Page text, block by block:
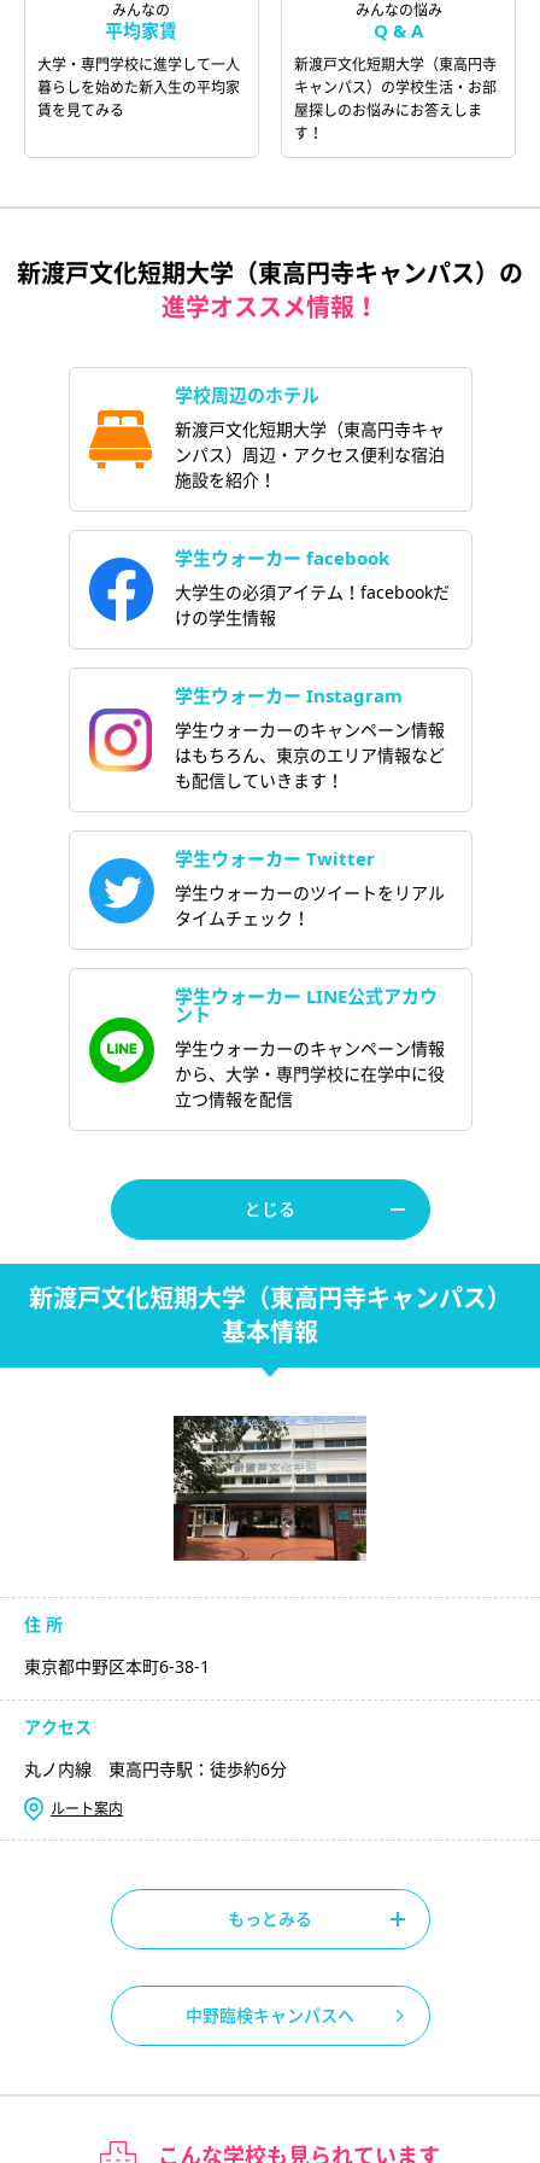
みんなの
平均家賃
大学・専門学校に進学して一人
暮らしを始めた新入生の平均家
賃を見てみる
みんなの悩み
Q & A
新渡戸文化短期大学（東高円寺
キャンパス）の学校生活・お部
屋探しのお悩みにお答えしま
す！
新渡戸文化短期大学（東高円寺キャンパス）の
進学オススメ情報！
学校周辺のホテル
新渡戸文化短期大学（東高円寺キャ
ンパス）周辺・アクセス便利な宿泊
施設を紹介！
学生ウォーカー facebook
大学生の必須アイテム！facebookだ
けの学生情報
学生ウォーカー Instagram
学生ウォーカーのキャンペーン情報
はもちろん、東京のエリア情報など
も配信していきます！
学生ウォーカー Twitter
学生ウォーカーのツイートをリアル
タイムチェック！
学生ウォーカー LINE公式アカウ
ント
学生ウォーカーのキャンペーン情報
から、大学・専門学校に在学中に役
立つ情報を配信
とじる
新渡戸文化短期大学（東高円寺キャンパス）
基本情報
住 所
東京都中野区本町6-38-1
アクセス
丸ノ内線 東高円寺駅：徒歩約6分
ルート案内
もっとみる
中野臨検キャンパスへ
こんな学校も見られています